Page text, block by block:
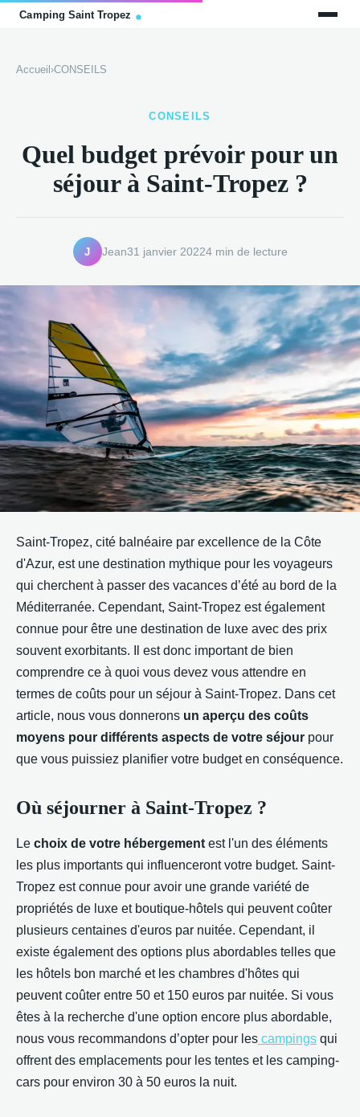
Accueil ›CONSEILS
CONSEILS
Quel budget prévoir pour un
séjour à Saint-Tropez ?
J Jean31 janvier 20224 min de lecture
Saint-Tropez, cité balnéaire par excellence de la Côte
d'Azur, est une destination mythique pour les voyageurs
qui cherchent à passer des vacances d’été au bord de la
Méditerranée. Cependant, Saint-Tropez est également
connue pour être une destination de luxe avec des prix
souvent exorbitants. Il est donc important de bien
comprendre ce à quoi vous devez vous attendre en
termes de coûts pour un séjour à Saint-Tropez. Dans cet
article, nous vous donnerons un aperçu des coûts
moyens pour différents aspects de votre séjour pour
que vous puissiez planifier votre budget en conséquence.
Où séjourner à Saint-Tropez ?
Le choix de votre hébergement est l'un des éléments
les plus importants qui influenceront votre budget. Saint-
Tropez est connue pour avoir une grande variété de
propriétés de luxe et boutique-hôtels qui peuvent coûter
plusieurs centaines d'euros par nuitée. Cependant, il
existe également des options plus abordables telles que
les hôtels bon marché et les chambres d'hôtes qui
peuvent coûter entre 50 et 150 euros par nuitée. Si vous
êtes à la recherche d'une option encore plus abordable,
nous vous recommandons d’opter pour les campings qui
offrent des emplacements pour les tentes et les camping-
cars pour environ 30 à 50 euros la nuit.